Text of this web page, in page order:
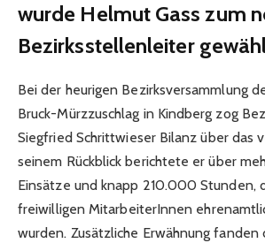
wurde Helmut Gass zum
Bezirksstellenleiter
Bei der heurigen Bezirksversammlung
Bruck-Mürzzuschlag in Kindberg zog
Siegfried Schrittwieser Bilanz über das
seinem Rückblick berichtete er über
Einsätze und knapp 210.000 Stunden,
freiwilligen MitarbeiterInnen
wurden. Zusätzliche Erwähnung fanden